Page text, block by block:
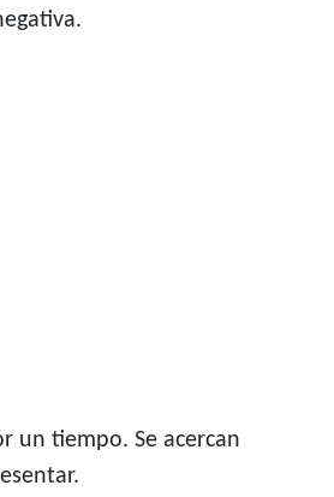
un tiempo. Se acercan